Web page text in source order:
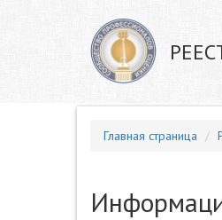
Главная страница